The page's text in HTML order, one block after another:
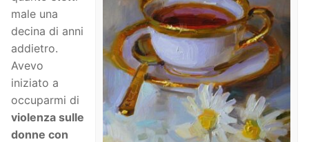
male una
decina di anni
addietro.
Avevo
iniziato a
occuparmi di
violenza sulle
donne con